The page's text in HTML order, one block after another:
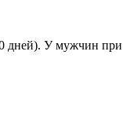
дней). У мужчин